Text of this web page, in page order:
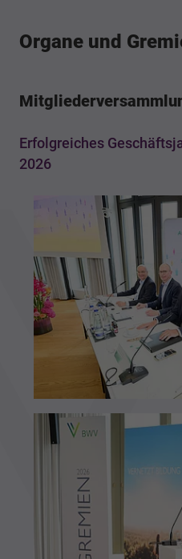
Organe und
Erfolgreiches
2026